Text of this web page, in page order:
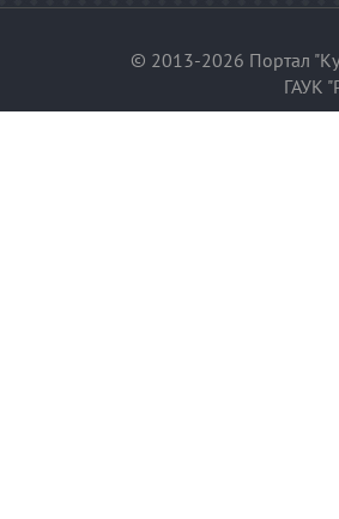
© 2013-2026 Портал
ГАУК